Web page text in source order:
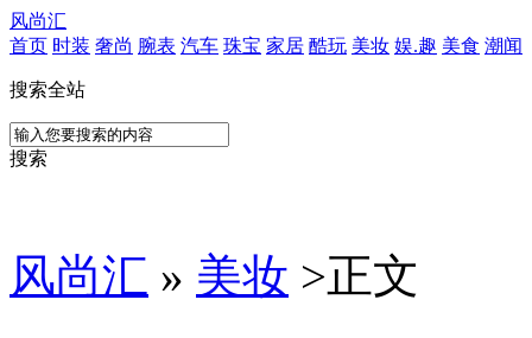
风尚汇
首页 时装 奢尚 腕表 汽车 珠宝 家居 酷玩 美妆 娱.趣 美食 潮闻
搜索全站
搜索
风尚汇 » 美妆 >正文